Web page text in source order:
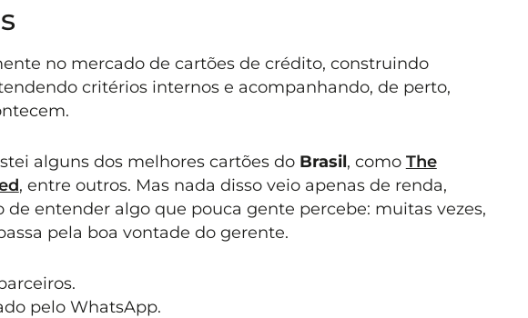
no mercado de cartões de crédito, construindo
critérios internos e acompanhando, de perto,
alguns dos melhores cartões do Brasil, como The
, entre outros. Mas nada disso veio apenas de renda,
de entender algo que pouca gente percebe: muitas vezes,
pela boa vontade do gerente.
pelo WhatsApp.